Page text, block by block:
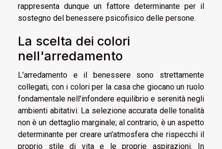
rappresenta dunque un fattore determinante per il
sostegno del benessere psicofisico delle persone.
La scelta dei colori
nell'arredamento
L'arredamento e il benessere sono strettamente
collegati, con i colori per la casa che giocano un ruolo
fondamentale nell'infondere equilibrio e serenità negli
ambienti abitativi. La selezione accurata delle tonalità
non è un dettaglio marginale; al contrario, è un aspetto
determinante per creare un'atmosfera che rispecchi il
proprio stile di vita e le proprie aspirazioni. In